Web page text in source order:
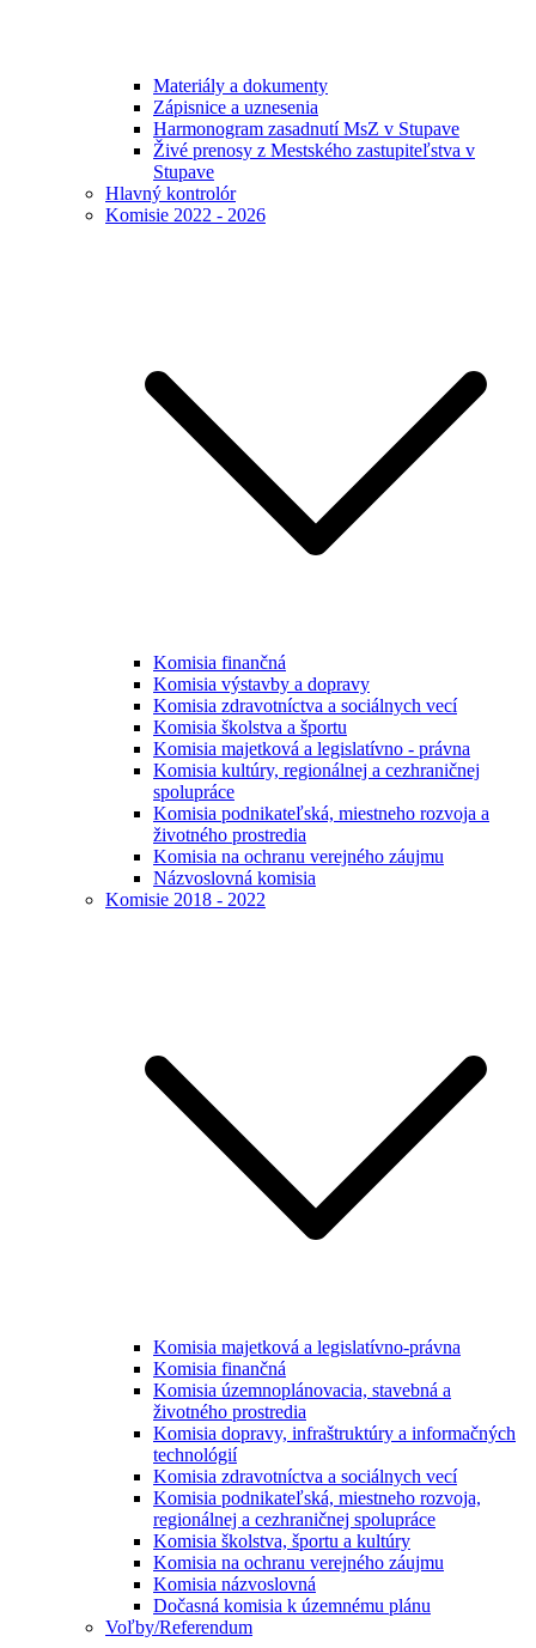
Materiály a dokumenty
Zápisnice a uznesenia
Harmonogram zasadnutí MsZ v Stupave
Živé prenosy z Mestského zastupiteľstva v
Stupave
Hlavný kontrolór
Komisie 2022 - 2026
Komisia finančná
Komisia výstavby a dopravy
Komisia zdravotníctva a sociálnych vecí
Komisia školstva a športu
Komisia majetková a legislatívno - právna
Komisia kultúry, regionálnej a cezhraničnej
spolupráce
Komisia podnikateľská, miestneho rozvoja a
životného prostredia
Komisia na ochranu verejného záujmu
Názvoslovná komisia
Komisie 2018 - 2022
Komisia majetková a legislatívno-právna
Komisia finančná
Komisia územnoplánovacia, stavebná a
životného prostredia
Komisia dopravy, infraštruktúry a informačných
technológií
Komisia zdravotníctva a sociálnych vecí
Komisia podnikateľská, miestneho rozvoja,
regionálnej a cezhraničnej spolupráce
Komisia školstva, športu a kultúry
Komisia na ochranu verejného záujmu
Komisia názvoslovná
Dočasná komisia k územnému plánu
Voľby/Referendum